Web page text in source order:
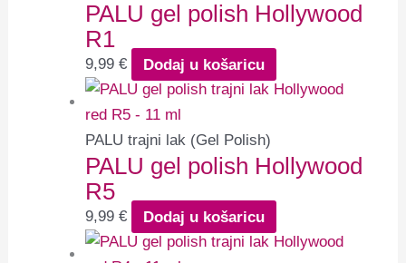
PALU gel polish Hollywood
R1
9,99€ Dodaj u košaricu
PALU trajni lak (Gel Polish)
PALU gel polish Hollywood
R5
9,99€ Dodaj u košaricu